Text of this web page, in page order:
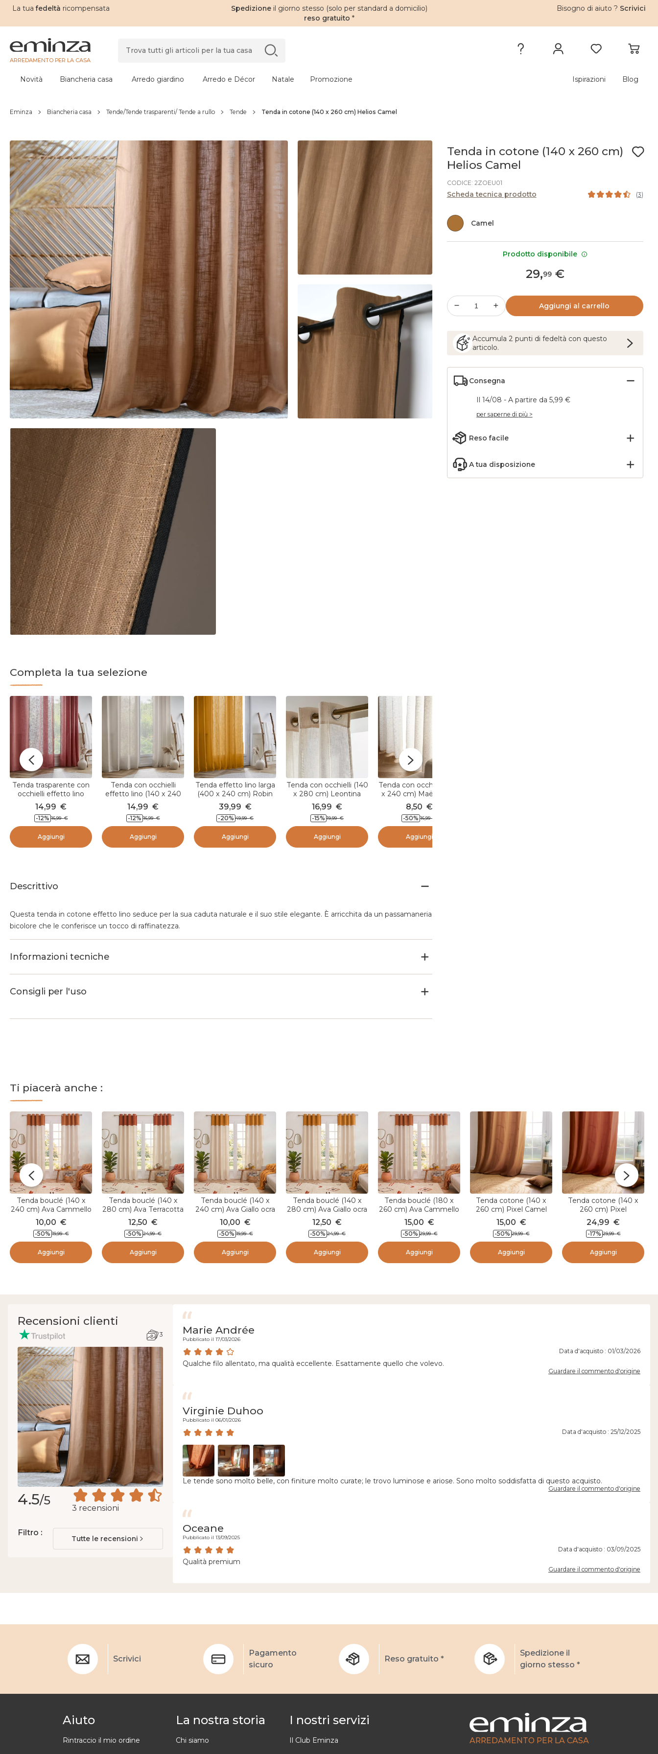
La tua fedeltà ricompensata Spedizione il giorno stesso (solo per standard a domicilio)
reso gratuito *
Bisogno di aiuto ? Scrivici
ARREDAMENTO PER LA CASA
Novità Biancheria casa Arredo giardino Arredo e Décor Natale Promozione Ispirazioni Blog
Eminza Biancheria casa Tende/Tende trasparenti/ Tende a rullo Tende Tenda in cotone (140 x 260 cm) Helios Camel
Tenda in cotone (140 x 260 cm)
Helios Camel
CODICE: 2ZOEU01
Scheda tecnica prodotto (3)
Camel
29,99€
Aggiungi al carrello
Accumula 2 punti di fedeltà con questo
articolo.
Consegna
Il 14/08 - A partire da 5,99 €
per saperne di più >
Reso facile
A tua disposizione
Completa la tua selezione
Tenda trasparente con
occhielli effetto lino
(140 x 240 cm) Robin
Terracotta
14,99 €
-12% 16,99 €
Aggiungi
Tenda con occhielli
effetto lino (140 x 240
cm) Robin Beige
14,99 €
-12% 16,99 €
Aggiungi
Tenda effetto lino larga
(400 x 240 cm) Robin
Giallo Ocra
39,99 €
-20% 49,99 €
Aggiungi
Tenda con occhielli (140
x 280 cm) Leontina
Beige
16,99 €
-15% 19,99 €
Aggiungi
Tenda con occhielli (140
x 240 cm) Maël Beige
8,50 €
-50% 16,99
Aggiungi
Descrittivo
Questa tenda in cotone effetto lino seduce per la sua caduta naturale e il suo stile elegante. È arricchita da un passamaneria
bicolore che le conferisce un tocco di raffinatezza.
Informazioni tecniche
Consigli per l'uso
Ti piacerà anche :
Tenda bouclé (140 x
240 cm) Ava Cammello
10,00 €
-50% 19,99 €
Aggiungi
Tenda bouclé (140 x
280 cm) Ava Terracotta
12,50 €
-50% 24,99 €
Aggiungi
Tenda bouclé (140 x
240 cm) Ava Giallo ocra
10,00 €
-50% 19,99 €
Aggiungi
Tenda bouclé (140 x
280 cm) Ava Giallo ocra
12,50 €
-50% 24,99 €
Aggiungi
Tenda bouclé (180 x
260 cm) Ava Cammello
15,00 €
-50% 29,99 €
Aggiungi
Tenda cotone (140 x
260 cm) Pixel Camel
15,00 €
-50% 29,99 €
Aggiungi
Tenda cotone (140 x
260 cm) Pixel
Terracotta
24,99 €
-17% 29,99 €
Aggiungi
Recensioni clienti
3
4.5/5
3 recensioni
Filtro :
Tutte le recensioni
Marie Andrée
Pubblicato il 17/03/2026
Data d'acquisto : 01/03/2026
Qualche filo allentato, ma qualità eccellente. Esattamente quello che volevo.
Guardare il commento d'origine
Virginie Duhoo
Pubblicato il 06/01/2026
Data d'acquisto : 25/12/2025
Le tende sono molto belle, con finiture molto curate; le trovo luminose e ariose. Sono molto soddisfatta di questo acquisto.
Guardare il commento d'origine
Oceane
Pubblicato il 13/09/2025
Data d'acquisto : 03/09/2025
Qualità premium
Guardare il commento d'origine
Scrivici
Pagamento
sicuro
Reso gratuito *
Spedizione il
giorno stesso *
Aiuto
Rintraccio il mio ordine
La nostra storia
Chi siamo
I nostri servizi
Il Club Eminza ARREDAMENTO PER LA CASA